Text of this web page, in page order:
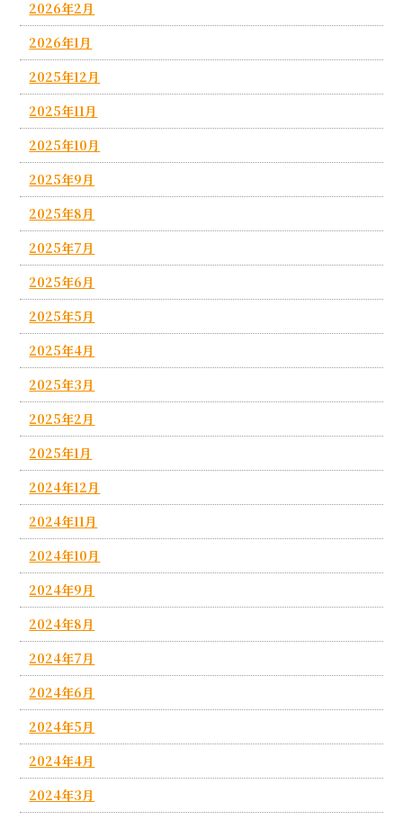
2026年2月
2026年1月
2025年12月
2025年11月
2025年10月
2025年9月
2025年8月
2025年7月
2025年6月
2025年5月
2025年4月
2025年3月
2025年2月
2025年1月
2024年12月
2024年11月
2024年10月
2024年9月
2024年8月
2024年7月
2024年6月
2024年5月
2024年4月
2024年3月